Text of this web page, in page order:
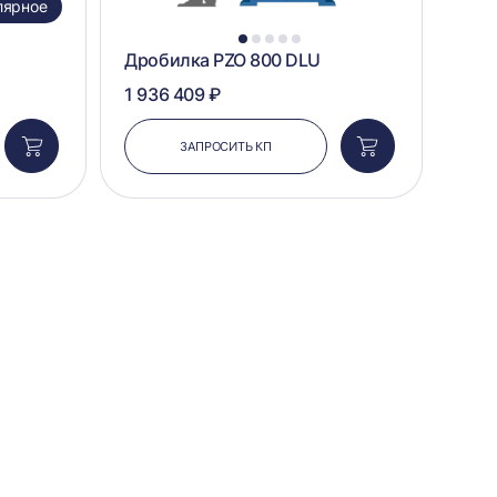
Добавить
в
корзину
1 2 3 4 5
Дробилка PZO 800 DLU
1 936 409 ₽
ЗАПРОСИТЬ КП
Добавить
в
корзину